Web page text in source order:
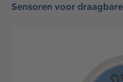
Sensoren voor